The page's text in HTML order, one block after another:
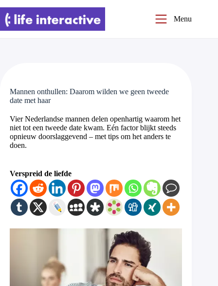
naar
de
inhoud
Menu
Mannen onthullen: Daarom wilden we geen tweede
date met haar
Vier Nederlandse mannen delen openhartig waarom het
niet tot een tweede date kwam. Eén factor blijkt steeds
opnieuw doorslaggevend – met tips om het anders te
doen.
Verspreid de liefde